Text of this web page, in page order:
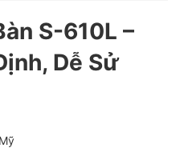
S-610L –
Dễ Sử